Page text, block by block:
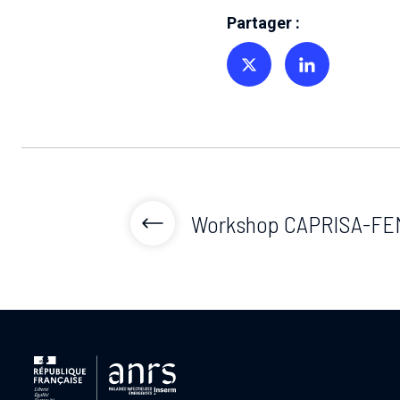
Partager :
Partager sur TwitterPartager sur Linkedin
Workshop CAPRISA-